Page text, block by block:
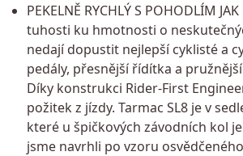
PEKELNĚ RYCHLÝ S POHODLÍM
tuhosti ku hmotnosti o
nedají dopustit nejlepší cyklisté a
pedály, přesnější řídítka a
Díky konstrukci Rider-First
požitek z jízdy. Tarmac SL8 je v
které u špičkových závodních kol
jsme navrhli po vzoru